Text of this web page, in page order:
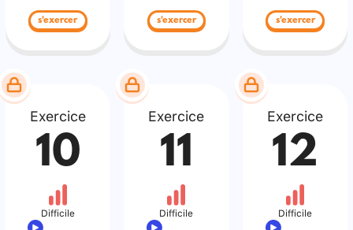
s'exercer s'exercer s'exercer
Exercice
10
Difficile
Exercice
11
Difficile
Exercice
12
Difficile